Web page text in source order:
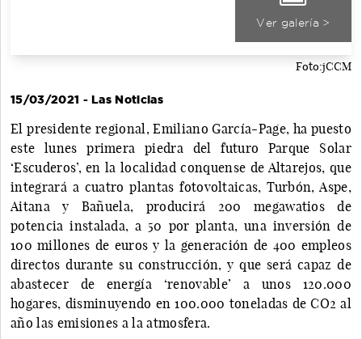
Ver galería >
Foto:jCCM
15/03/2021 - Las Noticias
El presidente regional, Emiliano García-Page, ha puesto
este lunes primera piedra del futuro Parque Solar
‘Escuderos’, en la localidad conquense de Altarejos, que
integrará a cuatro plantas fotovoltaicas, Turbón, Aspe,
Aitana y Bañuela, producirá 200 megawatios de
potencia instalada, a 50 por planta, una inversión de
100 millones de euros y la generación de 400 empleos
directos durante su construcción, y que será capaz de
abastecer de energía ‘renovable’ a unos 120.000
hogares, disminuyendo en 100.000 toneladas de CO2 al
año las emisiones a la atmosfera.